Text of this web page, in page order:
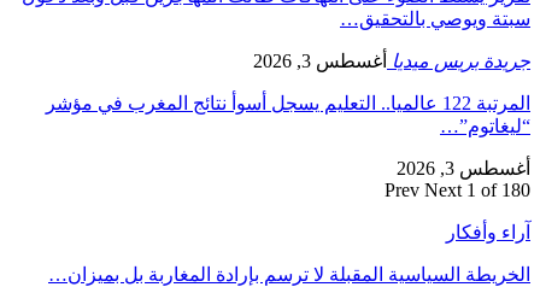
سبتة ويوصي بالتحقيق…
جريدة بريس ميديا أغسطس 3, 2026
المرتبة 122 عالميا.. التعليم يسجل أسوأ نتائج المغرب في مؤشر
“ليغاتوم”…
أغسطس 3, 2026
Prev Next 1 of 180
آراء وأفكار
الخريطة السياسية المقبلة لا ترسم بإرادة المغاربة بل بميزان…